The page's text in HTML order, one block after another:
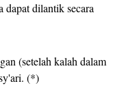
dilantik secara
(setelah kalah dalam
(*)